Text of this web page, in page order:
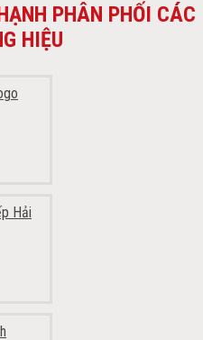
PHÂN PHỐI CÁC
HIỆU